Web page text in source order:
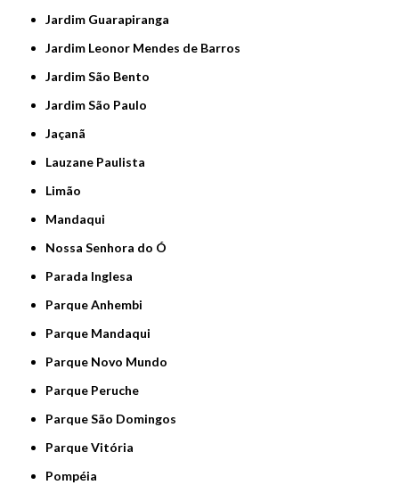
Jardim Guarapiranga
Jardim Leonor Mendes de Barros
Jardim São Bento
Jardim São Paulo
Jaçanã
Lauzane Paulista
Limão
Mandaqui
Nossa Senhora do Ó
Parada Inglesa
Parque Anhembi
Parque Mandaqui
Parque Novo Mundo
Parque Peruche
Parque São Domingos
Parque Vitória
Pompéia